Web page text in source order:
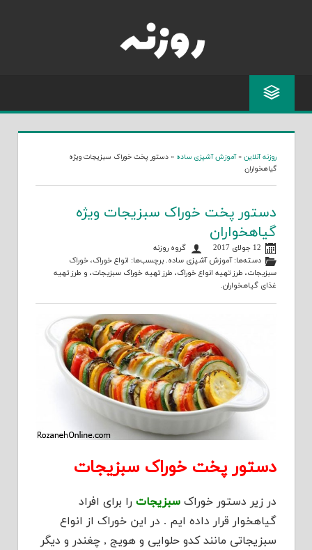
روزنه آنلاین »آموزش آشپزی ساده » دستور پخت خوراک سبزیجات ویژه
گیاهخواران
دستور پخت خوراک سبزیجات ویژه
گیاهخواران
12 جولای 2017
گروه روزنه
دسته‌ها:آموزش آشپزی ساده. برچسب‌ها: انواع خوراک،خوراک
سبزیجات، طرز تهیه انواع خوراک، طرز تهیه خوراک سبزیجات، و طرز تهیه
غذای گیاهخواران.
دستور پخت خوراک سبزیجات
در زیر دستور خوراک سبزیجات را برای افراد
گیاهخوار قرار داده ایم . در این خوراک از انواع
سبزیجاتی مانند کدو حلوایی و هویج , چغندر و دیگر